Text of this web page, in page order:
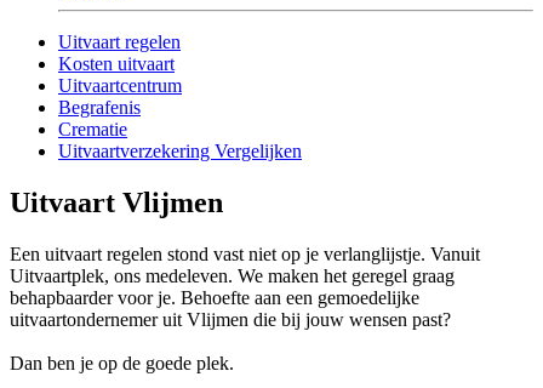
Uitvaart regelen
Kosten uitvaart
Uitvaartcentrum
Begrafenis
Crematie
Uitvaartverzekering Vergelijken
Uitvaart Vlijmen
Een uitvaart regelen stond vast niet op je verlanglijstje. Vanuit
Uitvaartplek, ons medeleven. We maken het geregel graag
behapbaarder voor je. Behoefte aan een gemoedelijke
uitvaartondernemer uit Vlijmen die bij jouw wensen past?
Dan ben je op de goede plek.